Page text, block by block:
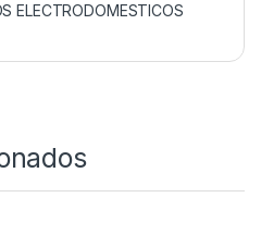
ELECTRODOMESTICOS